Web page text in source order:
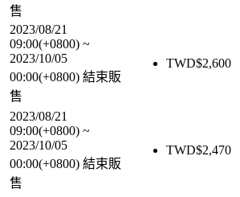
售
2023/08/21
09:00(+0800) ~
2023/10/05
00:00(+0800) 結束販
售
TWD$2,600
2023/08/21
09:00(+0800) ~
2023/10/05
00:00(+0800) 結束販
售
TWD$2,470